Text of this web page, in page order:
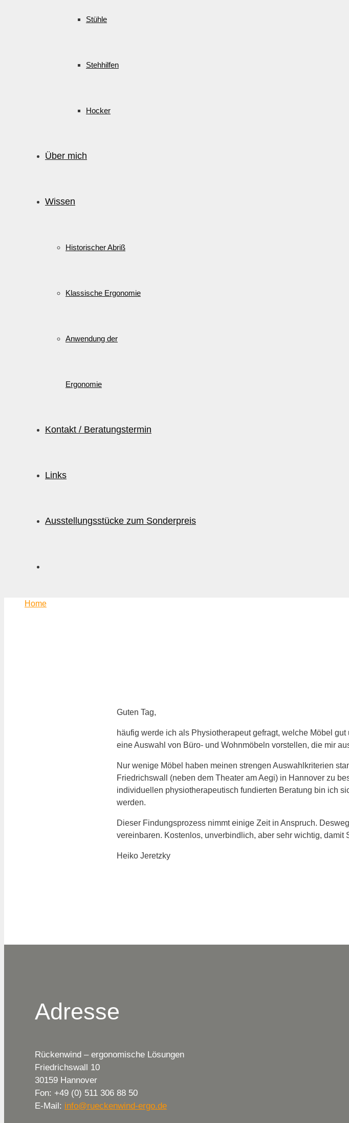
Stühle
Stehhilfen
Hocker
Über mich
Wissen
Historischer Abriß
Klassische Ergonomie
Anwendung der
Ergonomie
Kontakt / Beratungstermin
Links
Ausstellungsstücke zum Sonderpreis
Home
Guten Tag,
häufig werde ich als Physiotherapeut gefragt, welche Möbel
eine Auswahl von Büro- und Wohnmöbeln vorstellen, die mir
Nur wenige Möbel haben meinen strengen Auswahlkriterien
Friedrichswall (neben dem Theater am Aegi) in Hannover zu
individuellen physiotherapeutisch fundierten Beratung bin ich
werden.
Dieser Findungsprozess nimmt einige Zeit in Anspruch.
vereinbaren. Kostenlos, unverbindlich, aber sehr wichtig, damit
Heiko Jeretzky
Adresse
Rückenwind – ergonomische Lösungen
Friedrichswall 10
30159 Hannover
Fon: +49 (0) 511 306 88 50
E-Mail: info@rueckenwind-ergo.de